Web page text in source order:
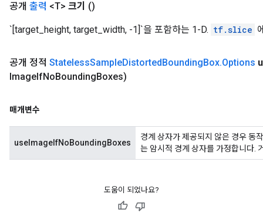
공개 출력 <T> 크기 ()
`[target_height, target_width, -1]`을 포함하는 1-D. tf.slice
공개 정적 StatelessSampleDistortedBoundingBox.Options
ImageIfNoBoundingBoxes)
매개변수
useImageIfNoBoundingBoxes
경계 상자가 제공되지 않은 경우 동
는 암시적 경계 상자를 가정합니다.
도움이 되었나요?